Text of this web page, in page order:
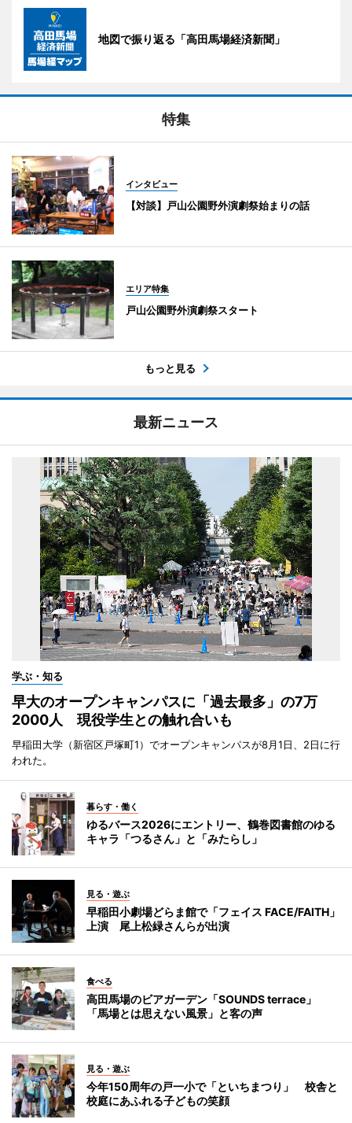
地図で振り返る「高田馬場経済新聞」
特集
インタビュー
【対談】戸山公園野外演劇祭始まりの話
エリア特集
戸山公園野外演劇祭スタート
もっと見る
最新ニュース
学ぶ・知る
早大のオープンキャンパスに「過去最多」の7万
2000人 現役学生との触れ合いも
早稲田大学（新宿区戸塚町1）でオープンキャンパスが8月1日、2日に行
われた。
暮らす・働く
ゆるバース2026にエントリー、鶴巻図書館のゆる
キャラ「つるさん」と「みたらし」
見る・遊ぶ
早稲田小劇場どらま館で「フェイス FACE/FAITH」
上演 尾上松緑さんらが出演
食べる
高田馬場のビアガーデン「SOUNDS terrace」
「馬場とは思えない風景」と客の声
見る・遊ぶ
今年150周年の戸一小で「といちまつり」 校舎と
校庭にあふれる子どもの笑顔